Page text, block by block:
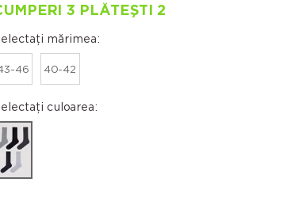
3 PLĂTEȘTI 2
mărimea:
46 40-42
culoarea: